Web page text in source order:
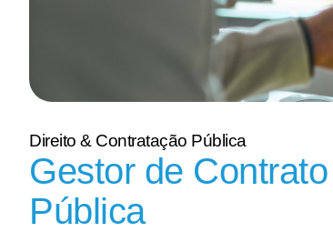
Direito & Contratação Pública
Gestor de
Pública